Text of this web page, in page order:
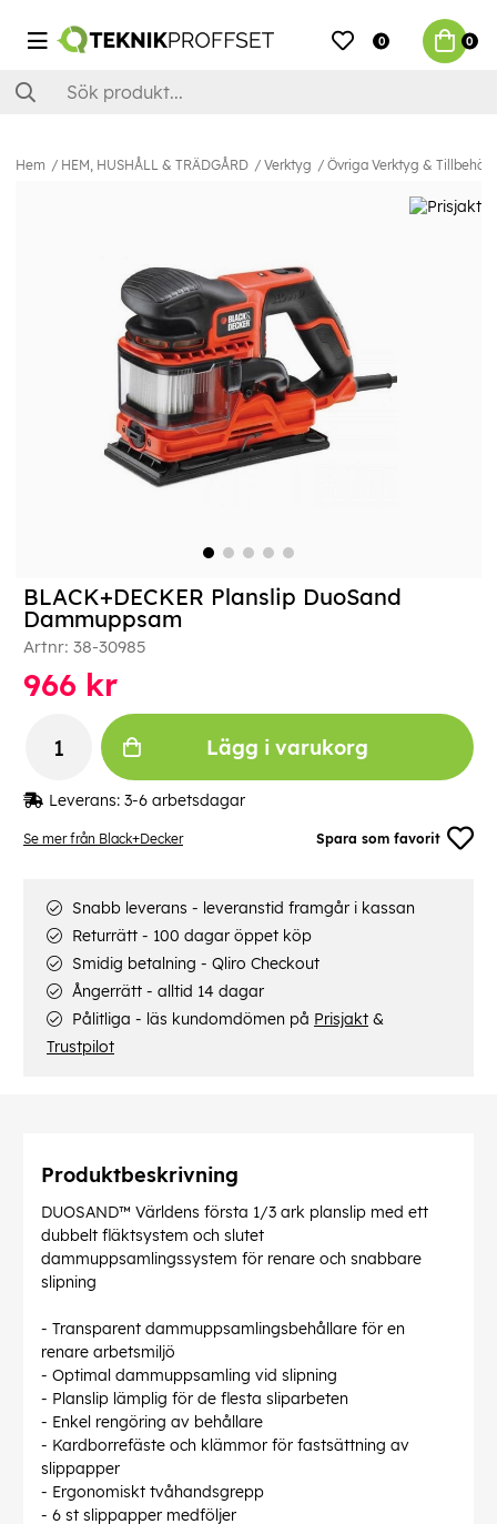
0 0
Hem HEM, HUSHÅLL & TRÄDGÅRD Verktyg Övriga Verktyg & Tillbehör
Se mer från Black+Decker Spara som favorit
BLACK+DECKER Planslip DuoSand
Dammuppsam
Artnr: 38-30985
966 kr
Lägg i varukorg
Leverans: 3-6 arbetsdagar
Snabb leverans - leveranstid framgår i kassan
Returrätt - 100 dagar öppet köp
Smidig betalning - Qliro Checkout
Ångerrätt - alltid 14 dagar
Pålitliga - läs kundomdömen på Prisjakt &
Trustpilot
Produktbeskrivning
DUOSAND™ Världens första 1/3 ark planslip med ett
dubbelt fläktsystem och slutet
dammuppsamlingssystem för renare och snabbare
slipning
- Transparent dammuppsamlingsbehållare för en
renare arbetsmiljö
- Optimal dammuppsamling vid slipning
- Planslip lämplig för de flesta sliparbeten
- Enkel rengöring av behållare
- Kardborrefäste och klämmor för fastsättning av
slippapper
- Ergonomiskt tvåhandsgrepp
- 6 st slippapper medföljer